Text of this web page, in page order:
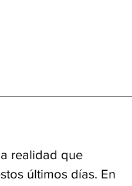
realidad que
últimos días. En